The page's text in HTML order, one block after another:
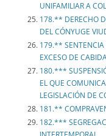
UNIFAMILIAR A
178.** DERECHO
DEL CÓNYUGE
179.** SENTENCIA
EXCESO DE
180.***
EL QUE
LEGISLACIÓN DE
181.**
182.***